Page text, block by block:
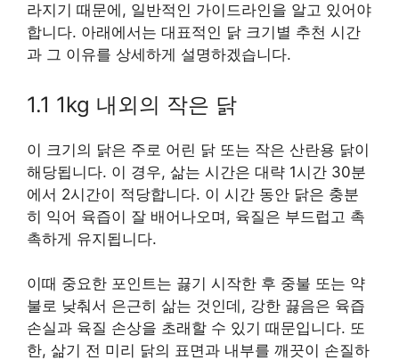
라지기 때문에, 일반적인 가이드라인을 알고 있어야
합니다. 아래에서는 대표적인 닭 크기별 추천 시간
과 그 이유를 상세하게 설명하겠습니다.
1.1 1kg 내외의 작은 닭
이 크기의 닭은 주로 어린 닭 또는 작은 산란용 닭이
해당됩니다. 이 경우, 삶는 시간은 대략 1시간 30분
에서 2시간이 적당합니다. 이 시간 동안 닭은 충분
히 익어 육즙이 잘 배어나오며, 육질은 부드럽고 촉
촉하게 유지됩니다.
이때 중요한 포인트는 끓기 시작한 후 중불 또는 약
불로 낮춰서 은근히 삶는 것인데, 강한 끓음은 육즙
손실과 육질 손상을 초래할 수 있기 때문입니다. 또
한, 삶기 전 미리 닭의 표면과 내부를 깨끗이 손질하